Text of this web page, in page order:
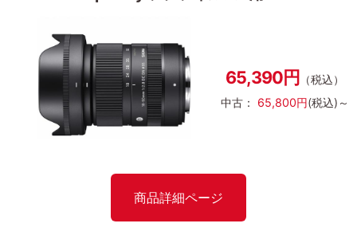
65,390円 （税込）
中古： 65,800円(税込)～
商品詳細ページ